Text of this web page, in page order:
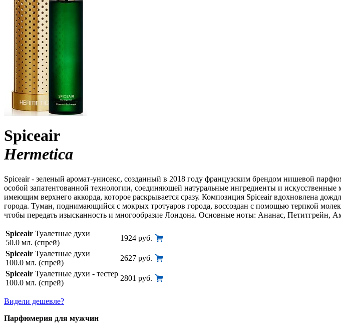
Spiceair
Hermetica
Spiceair - зеленый аромат-унисекс, созданный в 2018 году французским брендом нишевой
особой запатентованной технологии, соединяющей натуральные ингредиенты и
имеющим верхнего аккорда, которое раскрывается сразу. Композиция Spiceair вдохновлена
города. Туман, поднимающийся с мокрых тротуаров города, воссоздан с помощью терпкой
чтобы передать изысканность и многообразие Лондона. Основные ноты: Ананас, Петитгрейн,
Spiceair Туалетные духи
50.0 мл. (спрей)
1924 руб.
Spiceair Туалетные духи
100.0 мл. (спрей)
2627 руб.
Spiceair Туалетные духи - тестер
100.0 мл. (спрей)
2801 руб.
Видели дешевле?
Парфюмерия для мужчин